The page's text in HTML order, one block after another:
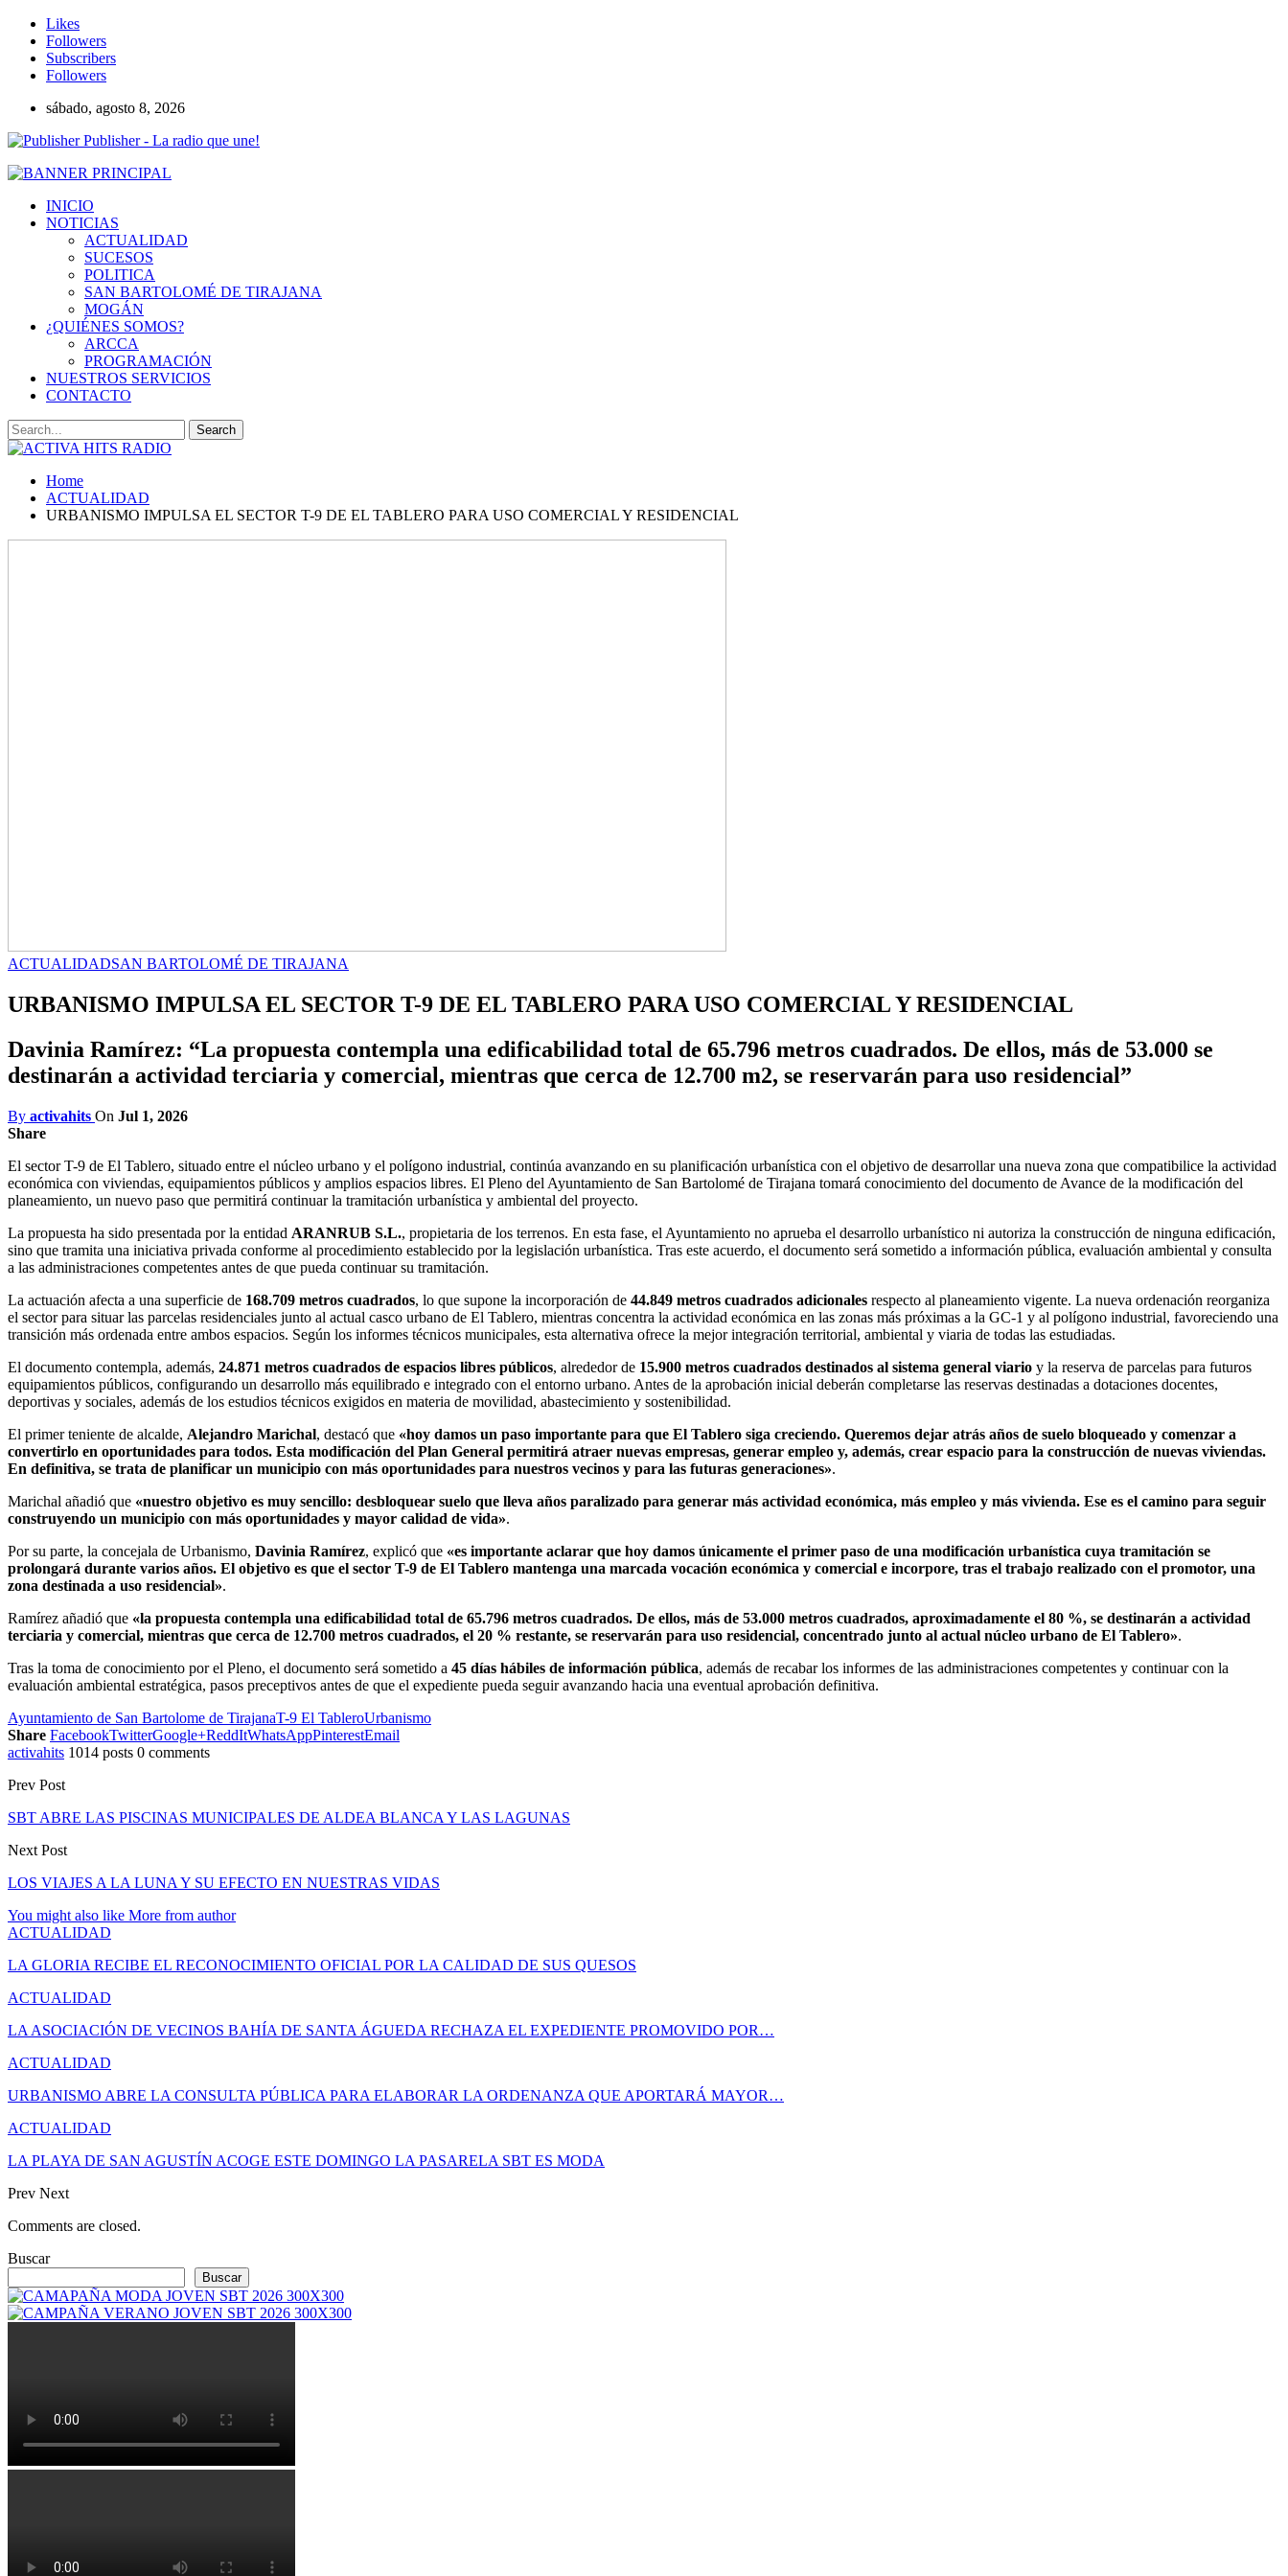
Likes
Followers
Subscribers
Followers
sábado, agosto 8, 2026
Publisher - La radio que une!
INICIO
NOTICIAS
ACTUALIDAD
SUCESOS
POLITICA
SAN BARTOLOMÉ DE TIRAJANA
MOGÁN
¿QUIÉNES SOMOS?
ARCCA
PROGRAMACIÓN
NUESTROS SERVICIOS
CONTACTO
Home
ACTUALIDAD
URBANISMO IMPULSA EL SECTOR T-9 DE EL TABLERO PARA USO COMERCIAL Y RESIDENCIAL
ACTUALIDADSAN BARTOLOMÉ DE TIRAJANA
URBANISMO IMPULSA EL SECTOR T-9 DE EL TABLERO PARA USO COMERCIAL Y RESIDENCIAL
Davinia Ramírez: “La propuesta contempla una edificabilidad total de 65.796 metros cuadrados. De ellos, más de 53.000 se
destinarán a actividad terciaria y comercial, mientras que cerca de 12.700 m2, se reservarán para uso residencial”
By activahits On Jul 1, 2026
Share
El sector T-9 de El Tablero, situado entre el núcleo urbano y el polígono industrial, continúa avanzando en su planificación urbanística con el objetivo de desarrollar una nueva zona que compatibilice la actividad
económica con viviendas, equipamientos públicos y amplios espacios libres. El Pleno del Ayuntamiento de San Bartolomé de Tirajana tomará conocimiento del documento de Avance de la modificación del
planeamiento, un nuevo paso que permitirá continuar la tramitación urbanística y ambiental del proyecto.
La propuesta ha sido presentada por la entidad ARANRUB S.L., propietaria de los terrenos. En esta fase, el Ayuntamiento no aprueba el desarrollo urbanístico ni autoriza la construcción de ninguna edificación,
sino que tramita una iniciativa privada conforme al procedimiento establecido por la legislación urbanística. Tras este acuerdo, el documento será sometido a información pública, evaluación ambiental y consulta
a las administraciones competentes antes de que pueda continuar su tramitación.
La actuación afecta a una superficie de 168.709 metros cuadrados, lo que supone la incorporación de 44.849 metros cuadrados adicionales respecto al planeamiento vigente. La nueva ordenación reorganiza
el sector para situar las parcelas residenciales junto al actual casco urbano de El Tablero, mientras concentra la actividad económica en las zonas más próximas a la GC-1 y al polígono industrial, favoreciendo una
transición más ordenada entre ambos espacios. Según los informes técnicos municipales, esta alternativa ofrece la mejor integración territorial, ambiental y viaria de todas las estudiadas.
El documento contempla, además, 24.871 metros cuadrados de espacios libres públicos, alrededor de 15.900 metros cuadrados destinados al sistema general viario y la reserva de parcelas para futuros
equipamientos públicos, configurando un desarrollo más equilibrado e integrado con el entorno urbano. Antes de la aprobación inicial deberán completarse las reservas destinadas a dotaciones docentes,
deportivas y sociales, además de los estudios técnicos exigidos en materia de movilidad, abastecimiento y sostenibilidad.
El primer teniente de alcalde, Alejandro Marichal, destacó que «hoy damos un paso importante para que El Tablero siga creciendo. Queremos dejar atrás años de suelo bloqueado y comenzar a
convertirlo en oportunidades para todos. Esta modificación del Plan General permitirá atraer nuevas empresas, generar empleo y, además, crear espacio para la construcción de nuevas viviendas.
En definitiva, se trata de planificar un municipio con más oportunidades para nuestros vecinos y para las futuras generaciones».
Marichal añadió que «nuestro objetivo es muy sencillo: desbloquear suelo que lleva años paralizado para generar más actividad económica, más empleo y más vivienda. Ese es el camino para seguir
construyendo un municipio con más oportunidades y mayor calidad de vida».
Por su parte, la concejala de Urbanismo, Davinia Ramírez, explicó que «es importante aclarar que hoy damos únicamente el primer paso de una modificación urbanística cuya tramitación se
prolongará durante varios años. El objetivo es que el sector T-9 de El Tablero mantenga una marcada vocación económica y comercial e incorpore, tras el trabajo realizado con el promotor, una
zona destinada a uso residencial».
Ramírez añadió que «la propuesta contempla una edificabilidad total de 65.796 metros cuadrados. De ellos, más de 53.000 metros cuadrados, aproximadamente el 80 %, se destinarán a actividad
terciaria y comercial, mientras que cerca de 12.700 metros cuadrados, el 20 % restante, se reservarán para uso residencial, concentrado junto al actual núcleo urbano de El Tablero».
Tras la toma de conocimiento por el Pleno, el documento será sometido a 45 días hábiles de información pública, además de recabar los informes de las administraciones competentes y continuar con la
evaluación ambiental estratégica, pasos preceptivos antes de que el expediente pueda seguir avanzando hacia una eventual aprobación definitiva.
Ayuntamiento de San Bartolome de TirajanaT-9 El TableroUrbanismo
Share FacebookTwitterGoogle+ReddItWhatsAppPinterestEmail
activahits 1014 posts 0 comments
Prev Post
SBT ABRE LAS PISCINAS MUNICIPALES DE ALDEA BLANCA Y LAS LAGUNAS
Next Post
LOS VIAJES A LA LUNA Y SU EFECTO EN NUESTRAS VIDAS
You might also like More from author
ACTUALIDAD
LA GLORIA RECIBE EL RECONOCIMIENTO OFICIAL POR LA CALIDAD DE SUS QUESOS
ACTUALIDAD
LA ASOCIACIÓN DE VECINOS BAHÍA DE SANTA ÁGUEDA RECHAZA EL EXPEDIENTE PROMOVIDO POR…
ACTUALIDAD
URBANISMO ABRE LA CONSULTA PÚBLICA PARA ELABORAR LA ORDENANZA QUE APORTARÁ MAYOR…
ACTUALIDAD
LA PLAYA DE SAN AGUSTÍN ACOGE ESTE DOMINGO LA PASARELA SBT ES MODA
Prev Next
Comments are closed.
Buscar
Buscar